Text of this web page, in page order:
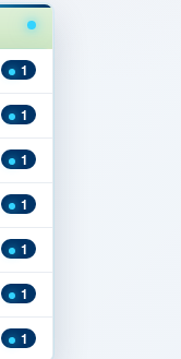
1
1
1
1
1
1
1